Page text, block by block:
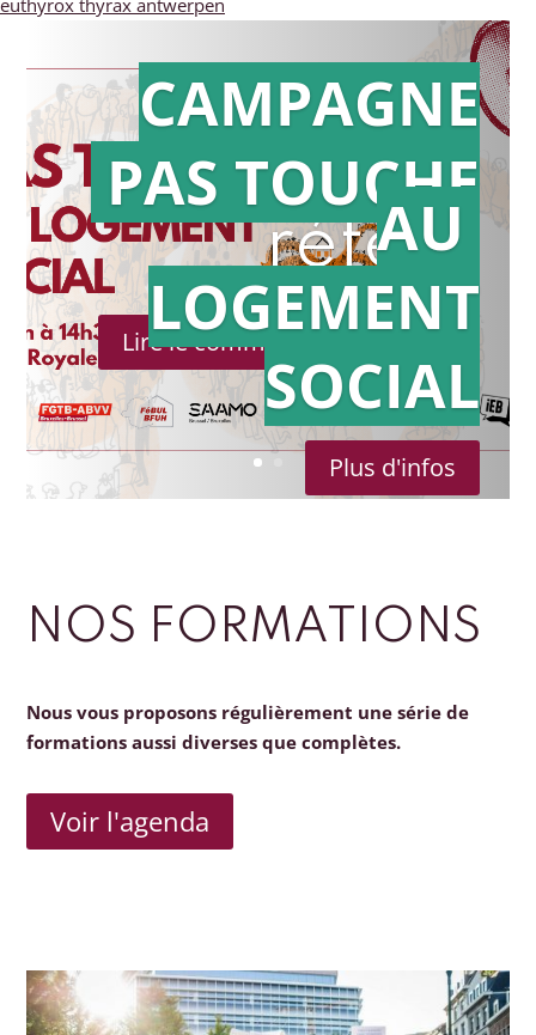
euthyrox thyrax antwerpen
Action en
référé
Lire le communiqué de presse
CAMPAGNE
PAS TOUCHE
AU
LOGEMENT
SOCIAL
Plus d'infos
NOS FORMATIONS
Nous vous proposons régulièrement une série de
formations aussi diverses que complètes.
Voir l'agenda